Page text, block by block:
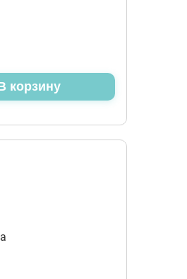
корзину